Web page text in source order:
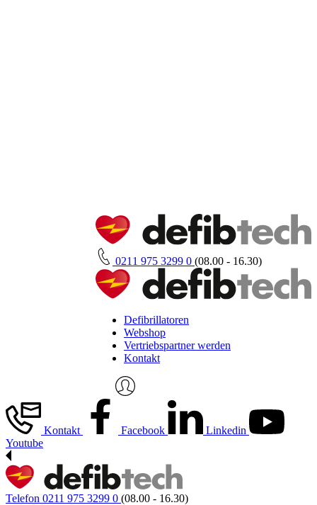
0211 975 3299 0 (08.00 - 16.30)
Defibrillatoren
Webshop
Vertriebspartner werden
Kontakt
Kontakt Facebook
Linkedin
Youtube
Telefon 0211 975 3299 0 (08.00 - 16.30)